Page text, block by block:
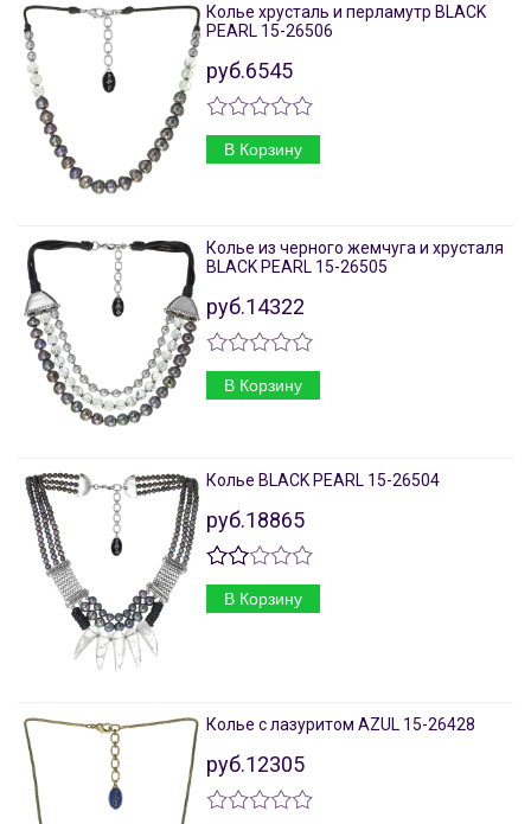
Колье хрусталь и перламутр BLACK
PEARL 15-26506
руб.6545
В Корзину
Колье из черного жемчуга и хрусталя
BLACK PEARL 15-26505
руб.14322
В Корзину
Колье BLACK PEARL 15-26504
руб.18865
В Корзину
Колье с лазуритом AZUL 15-26428
руб.12305